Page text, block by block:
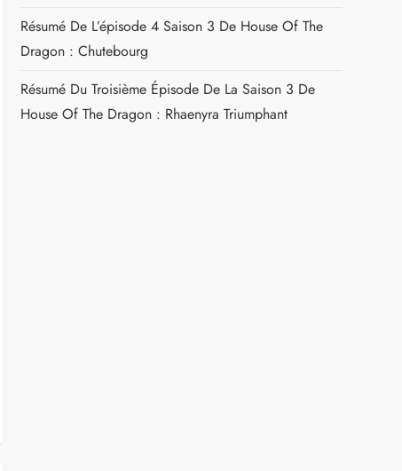
Résumé De L’épisode 4 Saison 3 De House Of The
Dragon : Chutebourg
Résumé Du Troisième Épisode De La Saison 3 De
House Of The Dragon : Rhaenyra Triumphant